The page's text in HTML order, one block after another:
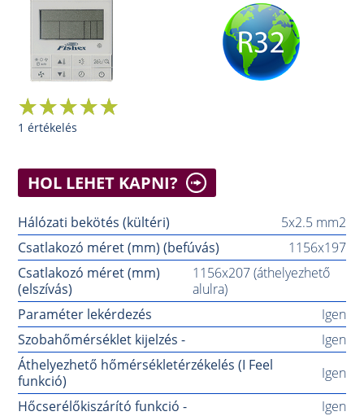
1 értékelés
HOL LEHET KAPNI?
Hálózati bekötés (kültéri)
5x2.5 mm2
Csatlakozó méret (mm) (befúvás)
1156x197
Csatlakozó méret (mm)
(elszívás)
1156x207 (áthelyezhető
alulra)
Paraméter lekérdezés
Igen
Szobahőmérséklet kijelzés -
Igen
Áthelyezhető hőmérsékletérzékelés (I Feel
funkció)
Igen
Hőcserélőkiszárító funkció -
Igen